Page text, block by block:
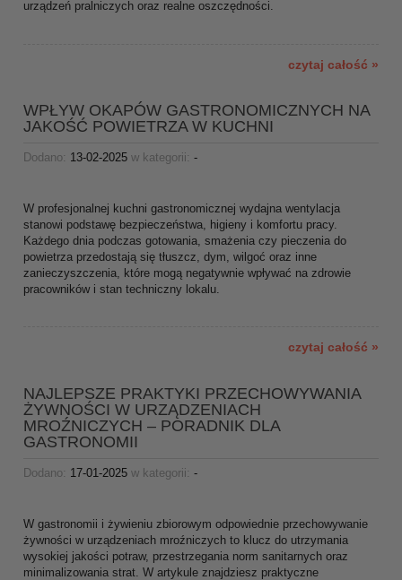
urządzeń pralniczych oraz realne oszczędności.
czytaj całość »
WPŁYW OKAPÓW GASTRONOMICZNYCH NA
JAKOŚĆ POWIETRZA W KUCHNI
Dodano: 13-02-2025 w kategorii: -
W profesjonalnej kuchni gastronomicznej wydajna wentylacja
stanowi podstawę bezpieczeństwa, higieny i komfortu pracy.
Każdego dnia podczas gotowania, smażenia czy pieczenia do
powietrza przedostają się tłuszcz, dym, wilgoć oraz inne
zanieczyszczenia, które mogą negatywnie wpływać na zdrowie
pracowników i stan techniczny lokalu.
czytaj całość »
NAJLEPSZE PRAKTYKI PRZECHOWYWANIA
ŻYWNOŚCI W URZĄDZENIACH
MROŹNICZYCH – PORADNIK DLA
GASTRONOMII
Dodano: 17-01-2025 w kategorii: -
W gastronomii i żywieniu zbiorowym odpowiednie przechowywanie
żywności w urządzeniach mroźniczych to klucz do utrzymania
wysokiej jakości potraw, przestrzegania norm sanitarnych oraz
minimalizowania strat. W artykule znajdziesz praktyczne